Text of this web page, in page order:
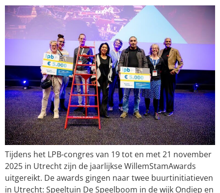
Tijdens het LPB-congres van 19 tot en met 21 november
2025 in Utrecht zijn de jaarlijkse WillemStamAwards
uitgereikt. De awards gingen naar twee buurtinitiatieven
in Utrecht: Speeltuin De Speelboom in de wijk Ondiep en